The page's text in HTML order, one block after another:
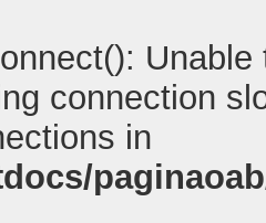
connection
in